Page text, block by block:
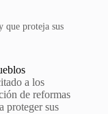
que proteja sus
a los
de reformas
proteger sus